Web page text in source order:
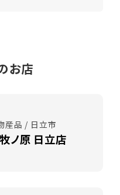
お店
産品 / 日立市
ノ原 日立店